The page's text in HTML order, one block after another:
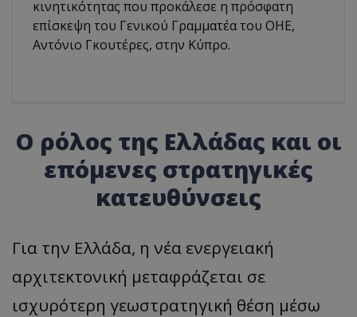
κινητικότητας που προκάλεσε η πρόσφατη
επίσκεψη του Γενικού Γραμματέα του ΟΗΕ,
Αντόνιο Γκουτέρες, στην Κύπρο.
Ο ρόλος της Ελλάδας και οι
επόμενες στρατηγικές
κατευθύνσεις
Για την Ελλάδα, η νέα ενεργειακή
αρχιτεκτονική μεταφράζεται σε
ισχυρότερη γεωστρατηγική θέση μέσω